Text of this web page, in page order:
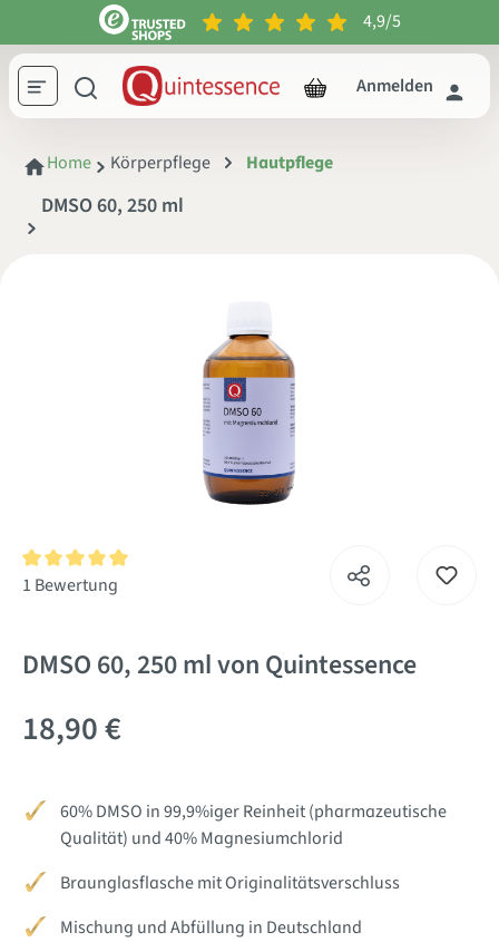
springen 4,9/5
Anmelden
Home Körperpflege Hautpflege
DMSO 60, 250 ml
Durchschnittliche Bewertung von 5 von 5 Sternen
1 Bewertung
DMSO 60, 250 ml von Quintessence
18,90 €
60% DMSO in 99,9%iger Reinheit (pharmazeutische
Qualität) und 40% Magnesiumchlorid
Braunglasflasche mit Originalitätsverschluss
Mischung und Abfüllung in Deutschland